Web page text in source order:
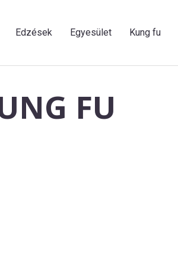
Edzések Egyesület Kung fu
FU